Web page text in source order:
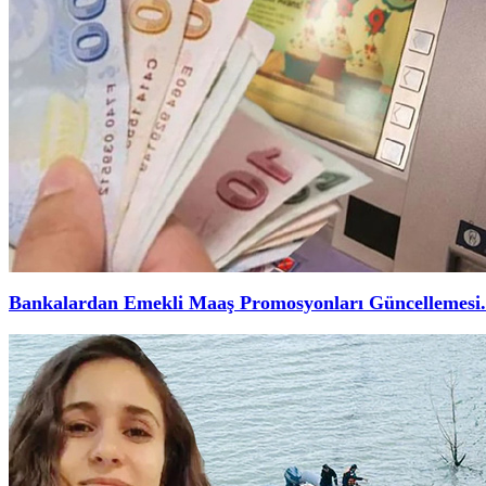
Bankalardan Emekli Maaş Promosyonları